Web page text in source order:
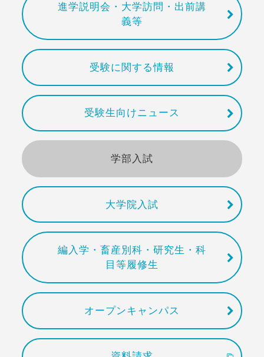
進学説明会・大学訪問・出前講
義等
受験に関する情報
受験生向けニュース
学部入試
大学院入試
編入学・畜産別科・研究生・科
目等履修生
オープンキャンパス